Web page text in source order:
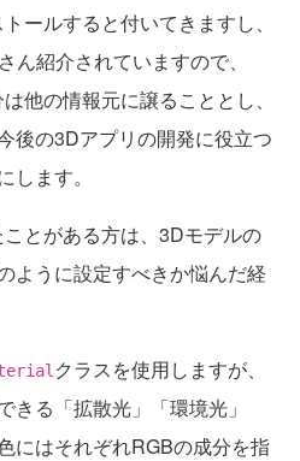
ールすると付いてきますし、
紹介されていますので、
他の情報元に譲ることとし、
後の3Dアプリの開発に役立つ
ます。
とがある方は、3Dモデルの
ように設定すべきか悩んだ経
クラスを使用しますが、
きる「拡散光」「環境光」
にはそれぞれRGBの成分を指